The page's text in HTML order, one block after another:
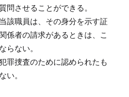
問させることができる。
該職員は、その身分を示す証
係者の請求があるときは、こ
らない。
罪捜査のために認められたも
い。